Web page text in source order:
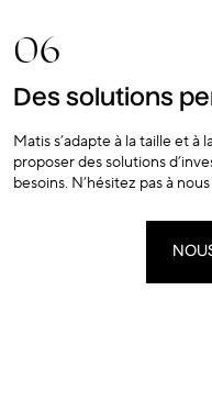
06
Des solutions
Matis s’adapte à la taille et
proposer des solutions
besoins. N’hésitez pas à